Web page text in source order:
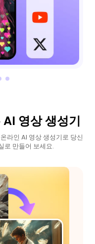
영상 생성기
라인 AI 영상 생성기로 당신
로 만들어 보세요.